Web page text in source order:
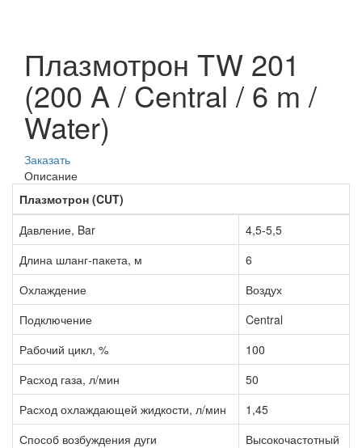
Плазмотрон TW 201
(200 A / Central / 6 m /
Water)
Заказать
Описание
Плазмотрон (CUT)
Давление, Bar
4,5-5,5
Длина шланг-пакета, м
6
Охлаждение
Воздух
Подключение
Central
Рабочий цикл, %
100
Расход газа, л/мин
50
Расход охлаждающей жидкости, л/мин
1,45
Способ возбуждения дуги
Высокочастотный